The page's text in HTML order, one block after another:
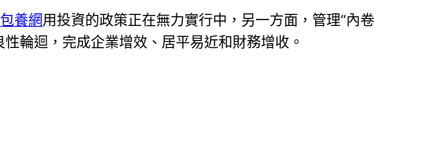
包養網用投資的政策正在無力實行中，另一方面，管理“內卷
輪迴，完成企業增效、居平易近和財務增收。